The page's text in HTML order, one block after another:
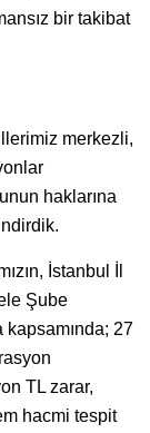
bir takibat
merkezli,
haklarına
İstanbul İl
Şube
27
TL zarar,
hacmi tespit